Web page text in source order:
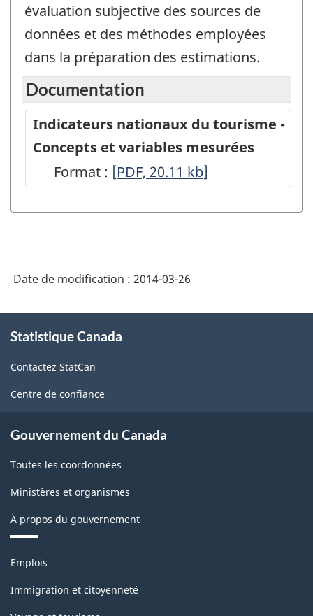
évaluation subjective des sources de
données et des méthodes employées
dans la préparation des estimations.
Documentation
Indicateurs nationaux du tourisme -
Concepts et variables mesurées
Format : Indicateurs
du
Concepts
et
variables
20.11
[PDF, 20.11 kb]
Date de modification : 2014-03-26
propos
ce
site
Statistique Canada
Contactez StatCan
Centre de confiance
Gouvernement du Canada
Toutes les coordonnées
Ministères et organismes
À propos du gouvernement
Thèmes
sujets
Emplois
Immigration et citoyenneté